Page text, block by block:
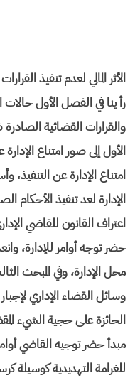
الأثر المالي لعدم تنفيذ
رأ ينا في الفصل الأول حالات
والقرارات القضائية
الأول إلى صور امتناع
امتناع الإدارة عن التنفيذ،
الإدارة لعد تنفيذ الأحكام
اعتراف القانون للقاضي
حضر توجه أوامر للإدارة،
محل الإدارة، وفي المبحث
وسائل القضاء الإداري
الحائزة على حجية الشيء
مبدأ حضر توجيه القاضي
للغرامة التهديدية كوسيلة